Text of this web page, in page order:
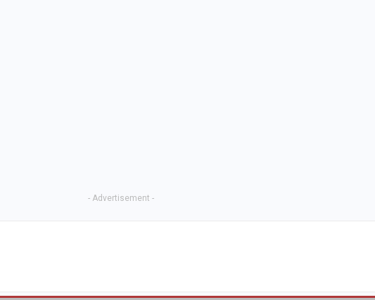
- Advertisement -